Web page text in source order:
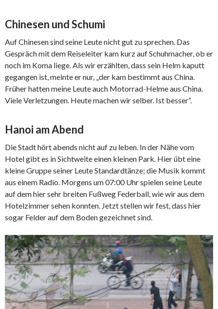
Chinesen und Schumi
Auf Chinesen sind seine Leute nicht gut zu sprechen. Das
Gespräch mit dem Reiseleiter kam kurz auf Schuhmacher, ob er
noch im Koma liege. Als wir erzählten, dass sein Helm kaputt
gegangen ist, meinte er nur, „der kam bestimmt aus China.
Früher hatten meine Leute auch Motorrad-Helme aus China.
Viele Verletzungen. Heute machen wir selber. Ist besser“.
Hanoi am Abend
Die Stadt hört abends nicht auf zu leben. In der Nähe vom
Hotel gibt es in Sichtweite einen kleinen Park. Hier übt eine
kleine Gruppe seiner Leute Standardtänze; die Musik kommt
aus einem Radio. Morgens um 07:00 Uhr spielen seine Leute
auf dem hier sehr breiten Fußweg Federball, wie wir aus dem
Hotelzimmer sehen konnten. Jetzt stellen wir fest, dass hier
sogar Felder auf dem Boden gezeichnet sind.